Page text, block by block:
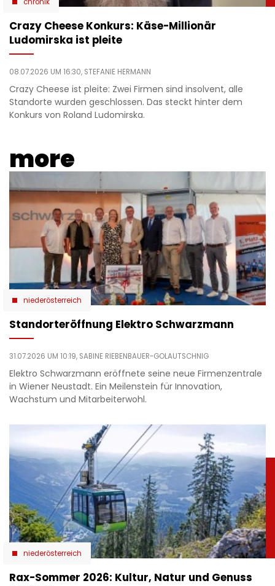
chronik
Crazy Cheese Konkurs: Käse-Millionär
Ludomirska ist pleite
08.07.2026 UM 16:30, STEFANIE HERMANN
Crazy Cheese ist pleite: Zwei Firmen sind insolvent, alle
Standorte wurden geschlossen. Das steckt hinter dem
Konkurs von Roland Ludomirska.
more
niederösterreich
Standorteröffnung Elektro Schwarzmann
31.07.2026 UM 10:19, SABINE RIEBENBAUER-GOLAUTSCHNIG
Elektro Schwarzmann eröffnete seine neue Firmenzentrale
in Wiener Neustadt. Ein Meilenstein für Innovation,
Wachstum und Mitarbeiterwohl.
niederösterreich
Rax-Sommer 2026: Kultur, Natur und Genuss